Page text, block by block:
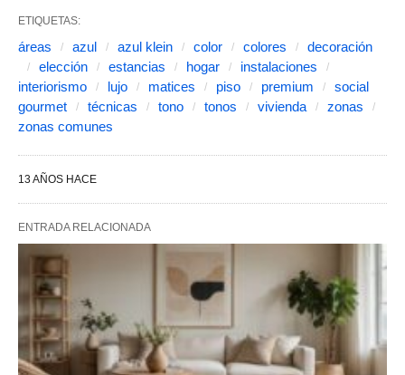
ETIQUETAS:
áreas azul azul klein color colores
decoración
elección
estancias hogar
instalaciones
interiorismo
lujo matices piso premium
social
gourmet
técnicas tono tonos vivienda
zonas
zonas comunes
13 AÑOS HACE
ENTRADA RELACIONADA